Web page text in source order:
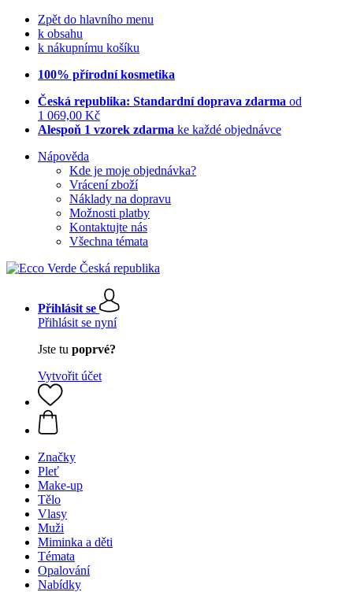
Zpět do hlavního menu
k obsahu
k nákupnímu košíku
100% přírodní kosmetika
Česká republika: Standardní doprava zdarma od
1 069,00 Kč
Alespoň 1 vzorek zdarma ke každé objednávce
Nápověda
Kde je moje objednávka?
Vrácení zboží
Náklady na dopravu
Možnosti platby
Kontaktujte nás
Všechna témata
Přihlásit se
Přihlásit se nyní
Jste tu poprvé?
Vytvořit účet
Značky
Pleť
Make-up
Tělo
Vlasy
Muži
Miminka a děti
Témata
Opalování
Nabídky